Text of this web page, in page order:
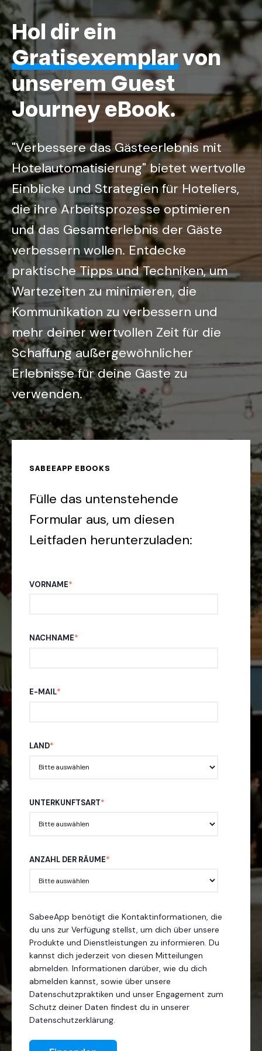
Hol dir ein
Gratisexemplarvon
unserem Guest
Journey eBook.
"Verbessere das Gästeerlebnis mit
Hotelautomatisierung" bietet wertvolle
Einblicke und Strategien für Hoteliers,
die ihre Arbeitsprozesse optimieren
und das Gesamterlebnis der Gäste
verbessern wollen. Entdecke
praktische Tipps und Techniken, um
Wartezeiten zu minimieren, die
Kommunikation zu verbessern und
mehr deiner wertvollen Zeit für die
Schaffung außergewöhnlicher
Erlebnisse für deine Gäste zu
verwenden.
SABEEAPP EBOOKS
Fülle das untenstehende
Formular aus, um diesen
Leitfaden herunterzuladen:
VORNAME*
NACHNAME*
E-MAIL*
LAND*
UNTERKUNFTSART*
ANZAHL DER RÄUME*
SabeeApp benötigt die Kontaktinformationen, die
du uns zur Verfügung stellst, um dich über unsere
Produkte und Dienstleistungen zu informieren. Du
kannst dich jederzeit von diesen Mitteilungen
abmelden. Informationen darüber, wie du dich
abmelden kannst, sowie über unsere
Datenschutzpraktiken und unser Engagement zum
Schutz deiner Daten findest du in unserer
Datenschutzerklärung.